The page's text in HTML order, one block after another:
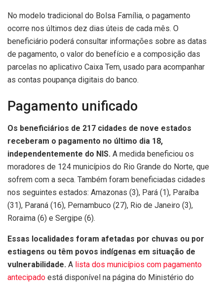
No modelo tradicional do Bolsa Família, o pagamento
ocorre nos últimos dez dias úteis de cada mês. O
beneficiário poderá consultar informações sobre as datas
de pagamento, o valor do benefício e a composição das
parcelas no aplicativo Caixa Tem, usado para acompanhar
as contas poupança digitais do banco.
Pagamento unificado
Os beneficiários de 217 cidades de nove estados
receberam o pagamento no último dia 18,
independentemente do NIS. A medida beneficiou os
moradores de 124 municípios do Rio Grande do Norte, que
sofrem com a seca. Também foram beneficiadas cidades
nos seguintes estados: Amazonas (3), Pará (1), Paraíba
(31), Paraná (16), Pernambuco (27), Rio de Janeiro (3),
Roraima (6) e Sergipe (6).
Essas localidades foram afetadas por chuvas ou por
estiagens ou têm povos indígenas em situação de
vulnerabilidade. A lista dos municípios com pagamento
antecipado está disponível na página do Ministério do